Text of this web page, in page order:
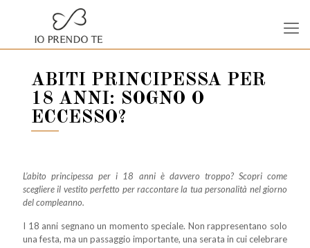
ABITI PRINCIPESSA PER
18 ANNI: SOGNO O
ECCESSO?
L’abito principessa per i 18 anni è davvero troppo? Scopri come
scegliere il vestito perfetto per raccontare la tua personalità nel giorno
del compleanno.
I 18 anni segnano un momento speciale. Non rappresentano solo
una festa, ma un passaggio importante, una serata in cui celebrare